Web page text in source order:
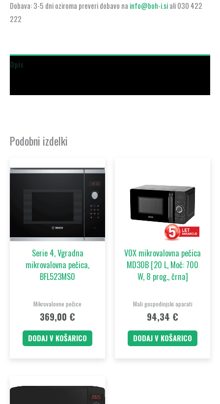
Dobava: 3-5 dni oziroma preveri dobavo na info@boh-i.siali 030 422
222
Opis
Podobni izdelki
Serie 4, Vgradna
mikrovalovna pečica,
BFL523MS0
Mikrovalovne pečice
369,00 €
DODAJ V KOŠARICO
VOX mikrovalovna pečica
MD30B [20 L, Moč: 700
W, 8 prog., črna]
Mali gospodinjski aparati
94,34 €
DODAJ V KOŠARICO